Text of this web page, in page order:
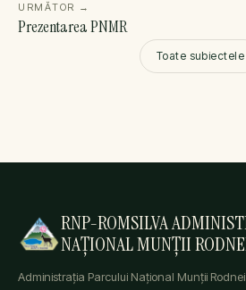
Toate subiectele
URMĂTOR →
Prezentarea PNMR
RNP-ROMSILVA
NAȚIONAL MUNȚII
Administrația Parcului Național Munții Rodnei